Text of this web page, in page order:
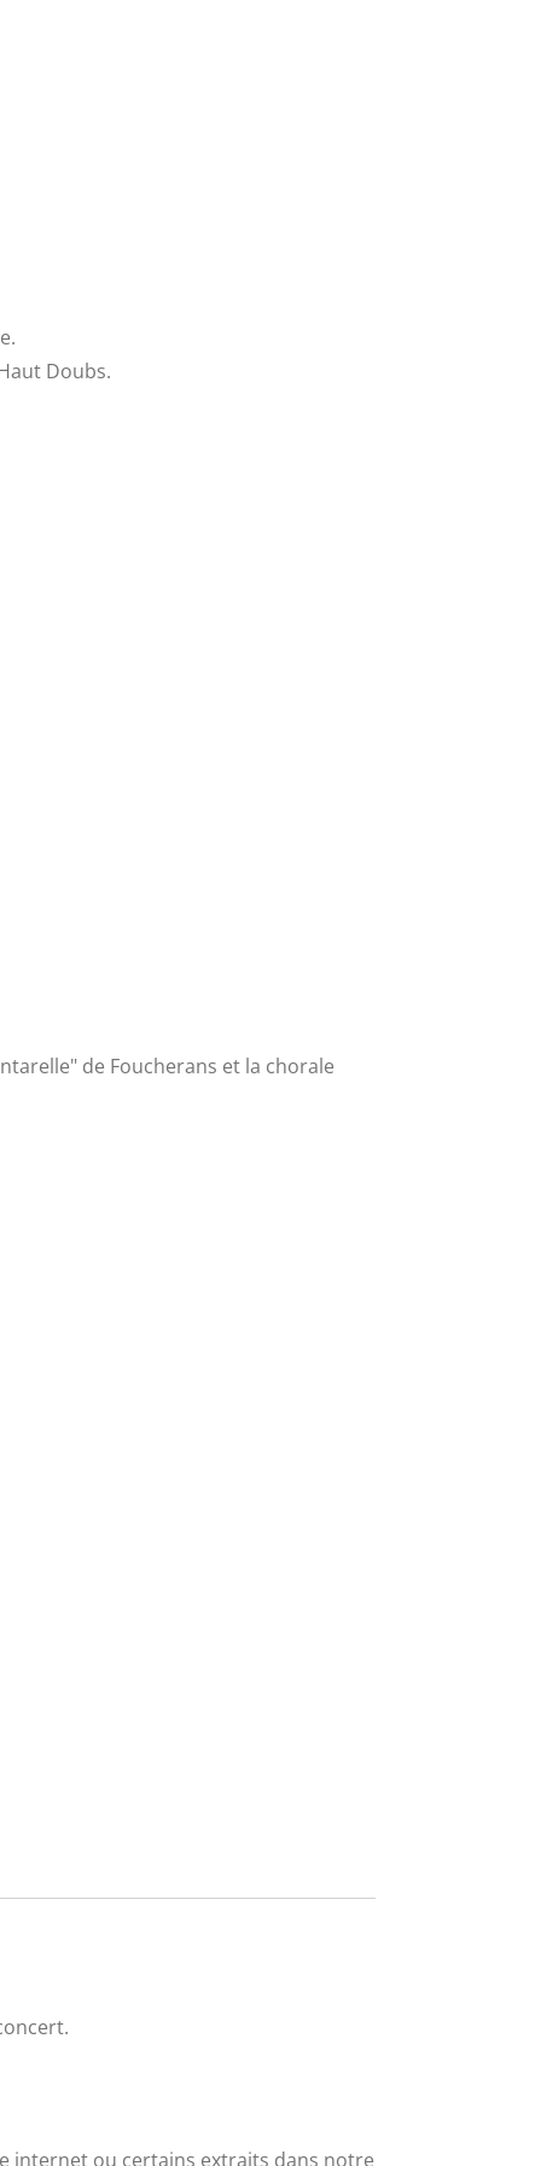
Doubs.
de Foucherans et la chorale
internet ou certains extraits dans notre